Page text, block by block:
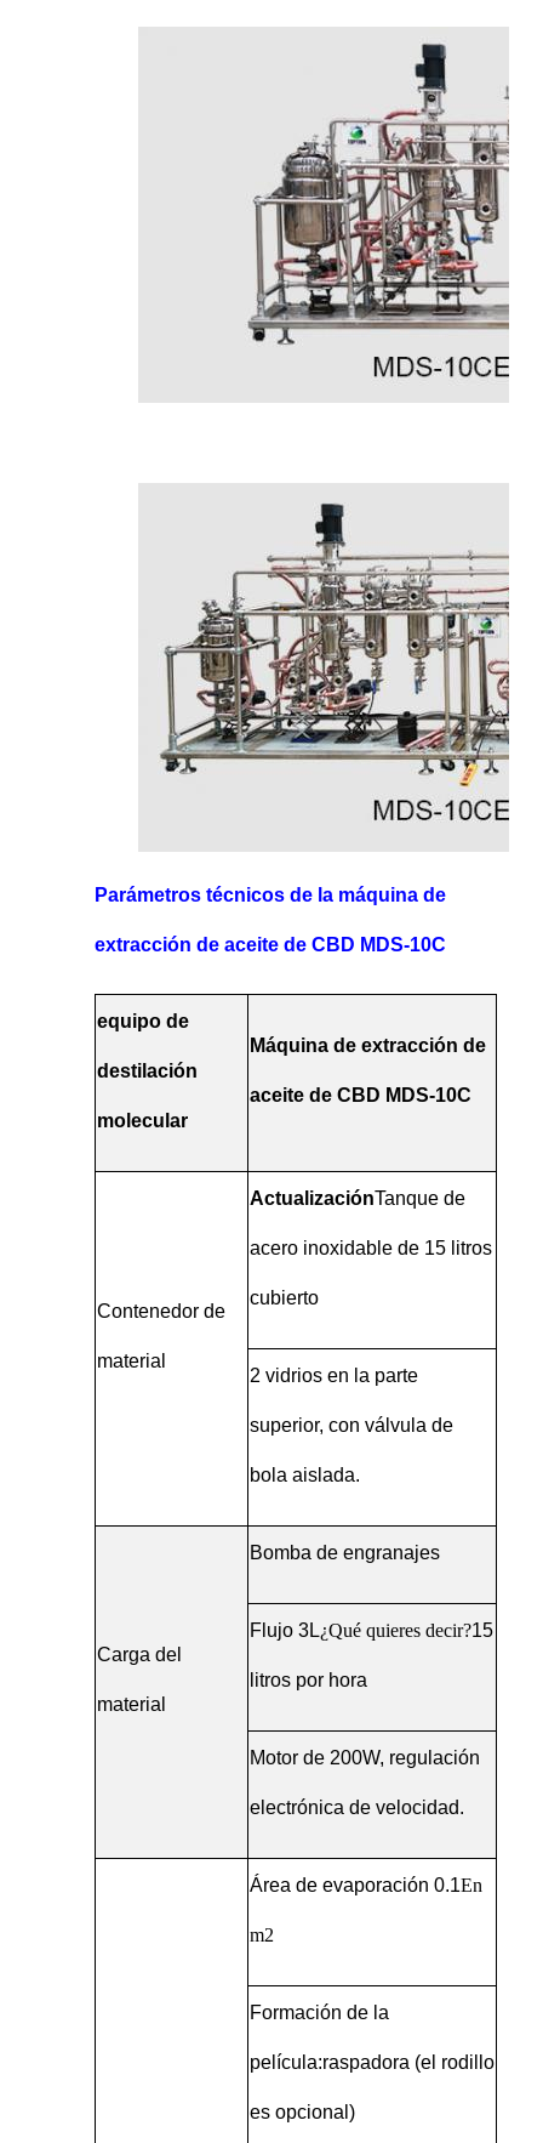
Parámetros técnicos de la máquina de
extracción de aceite de CBD MDS-10C
equipo de
destilación
molecular
Máquina de extracción de
aceite de CBD MDS-10C
Contenedor de
material
ActualizaciónTanque de
acero inoxidable de 15 litros
cubierto
2 vidrios en la parte
superior, con válvula de
bola aislada.
Carga del
material
Bomba de engranajes
Flujo 3L¿Qué quieres decir?15
litros por hora
Motor de 200W, regulación
electrónica de velocidad.
Área de evaporación 0.1En
m2
Formación de la
película:raspadora (el rodillo
es opcional)